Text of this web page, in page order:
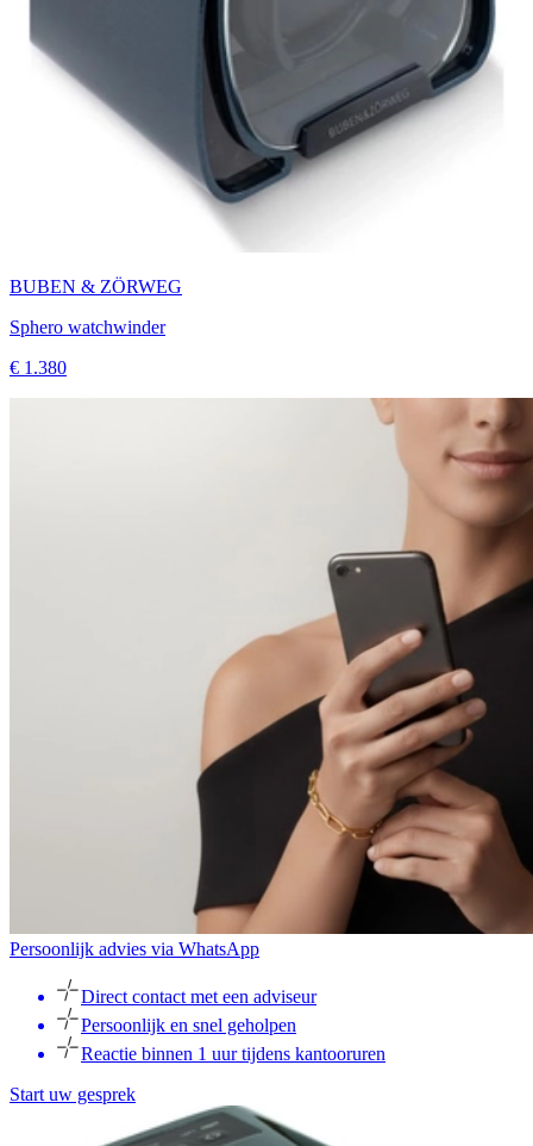
BUBEN & ZÖRWEG
Sphero watchwinder
€ 1.380
Persoonlijk advies via WhatsApp
Direct contact met een adviseur
Persoonlijk en snel geholpen
Reactie binnen 1 uur tijdens kantooruren
Start uw gesprek